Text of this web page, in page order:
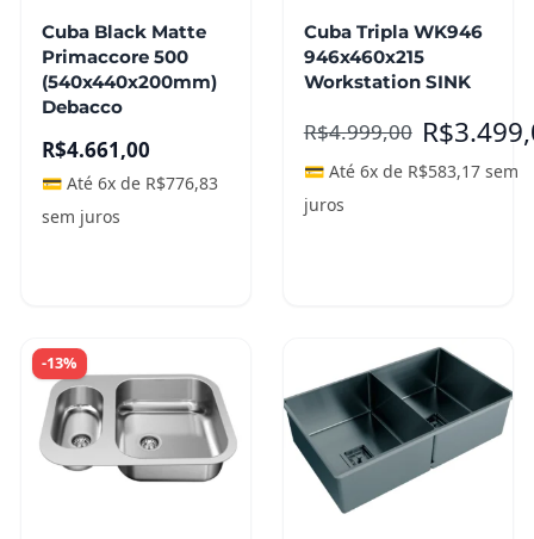
Cuba Black Matte
Primaccore 500
(540x440x200mm)
Debacco
R$4.661,00
💳 Até 6x de R$776,83
sem juros
Cuba Tripla WK946
946x460x215
Workstation SINK
R$4.999,00 R$
💳 Até 6x de R$583,17sem
juros
-13%